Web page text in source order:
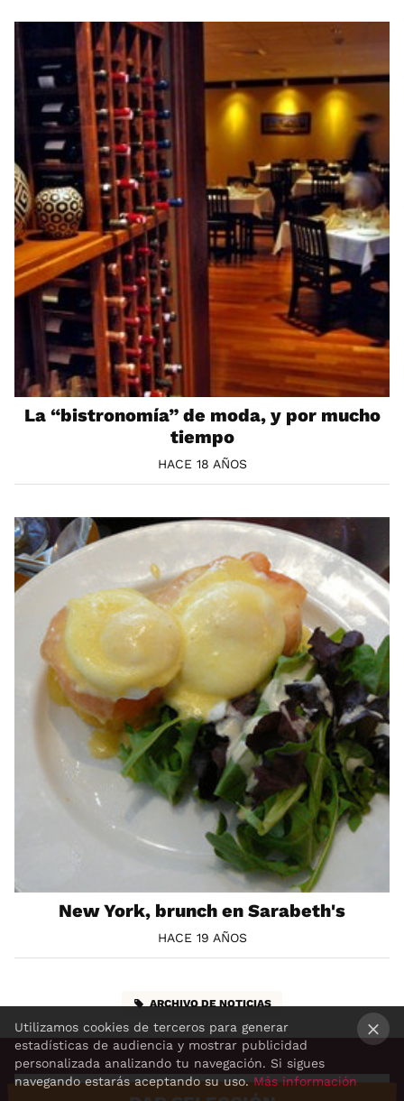
La “bistronomía” de moda, y por mucho
tiempo
HACE 18 AÑOS
New York, brunch en Sarabeth's
HACE 19 AÑOS
ARCHIVO DE NOTICIAS
Utilizamos cookies de terceros para generar
estadísticas de audiencia y mostrar publicidad
personalizada analizando tu navegación. Si sigues
navegando estarás aceptando su uso.Más información